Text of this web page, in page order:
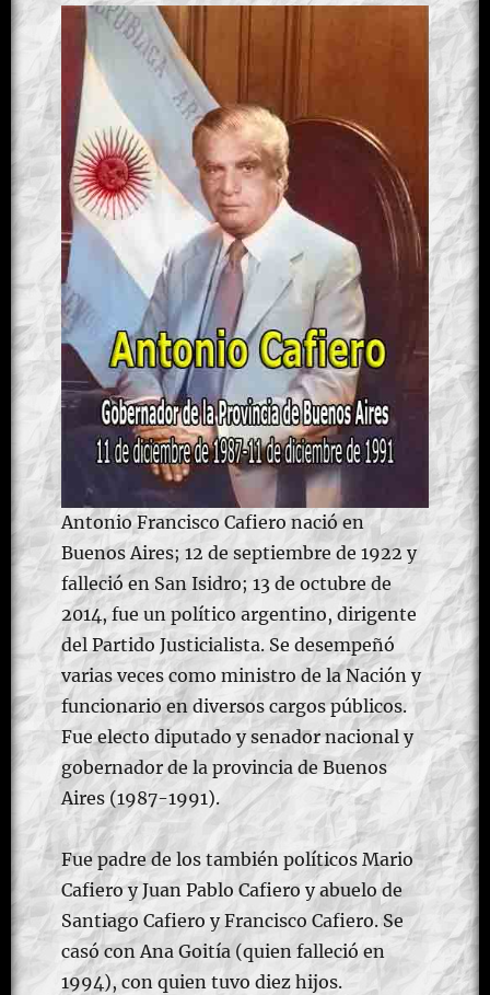
Antonio Francisco Cafiero nació en
Buenos Aires; 12 de septiembre de 1922 y
falleció en San Isidro; 13 de octubre de
2014, fue un político argentino, dirigente
del Partido Justicialista. Se desempeñó
varias veces como ministro de la Nación y
funcionario en diversos cargos públicos.
Fue electo diputado y senador nacional y
gobernador de la provincia de Buenos
Aires (1987-1991).
Fue padre de los también políticos Mario
Cafiero y Juan Pablo Cafiero y abuelo de
Santiago Cafiero y Francisco Cafiero. Se
casó con Ana Goitía (quien falleció en
1994), con quien tuvo diez hijos.